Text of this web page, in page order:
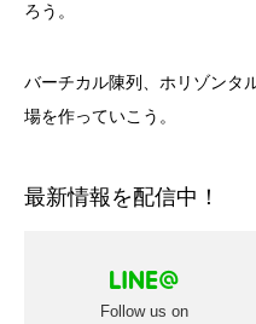
ろう。
バーチカル陳列、ホリゾンタ
場を作っていこう。
最新情報を配信中！
Follow us on